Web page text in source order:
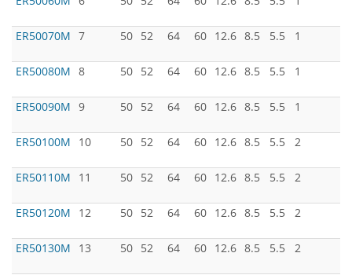
ER50070M 7 50 52 64 60 12.6 8.5 5.5 1
ER50080M 8 50 52 64 60 12.6 8.5 5.5 1
ER50090M 9 50 52 64 60 12.6 8.5 5.5 1
ER50100M 10 50 52 64 60 12.6 8.5 5.5 2
ER50110M 11 50 52 64 60 12.6 8.5 5.5 2
ER50120M 12 50 52 64 60 12.6 8.5 5.5 2
ER50130M 13 50 52 64 60 12.6 8.5 5.5 2